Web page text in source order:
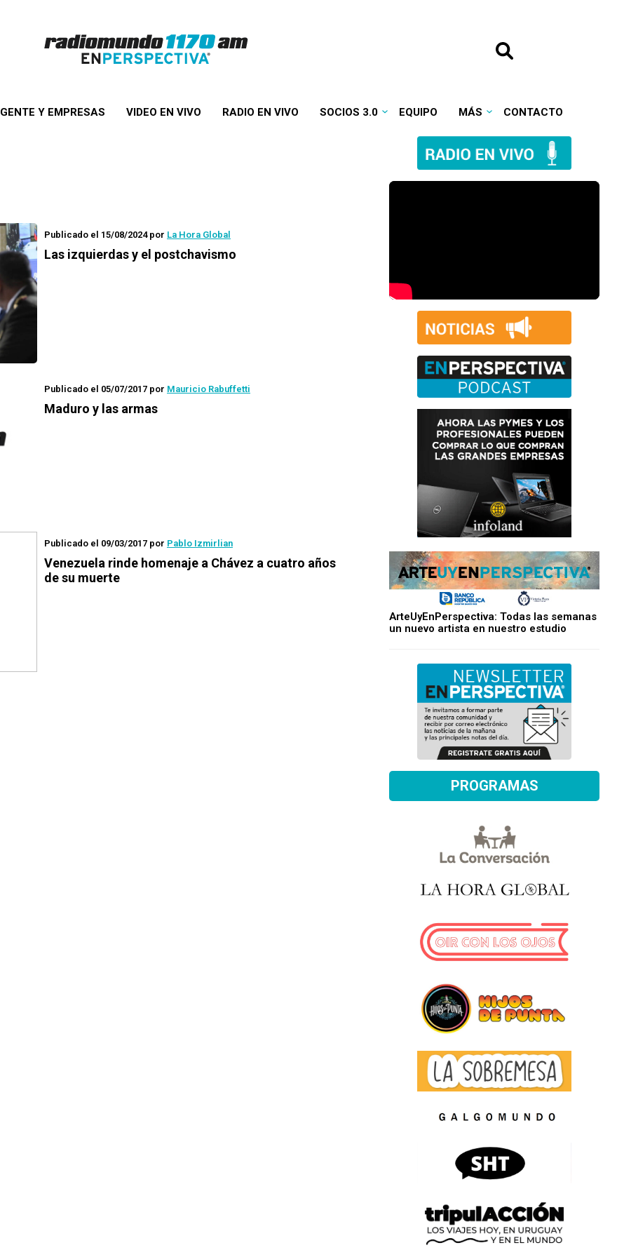
GENTE Y EMPRESAS VIDEO EN VIVO RADIO EN VIVO SOCIOS 3.0 EQUIPO MÁS CONTACTO
Publicado el 15/08/2024por La Hora Global
Las izquierdas y el postchavismo
Publicado el 05/07/2017 por Mauricio Rabuffetti
Maduro y las armas
Publicado el 09/03/2017 por Pablo Izmirlian
Venezuela rinde homenaje a Chávez a cuatro años
de su muerte
ArteUyEnPerspectiva: Todas las semanas
un nuevo artista en nuestro estudio
PROGRAMAS